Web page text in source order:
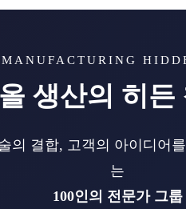
생산의 히든
의 결합, 고객의 아이디어
는
100인의 전문가 그룹